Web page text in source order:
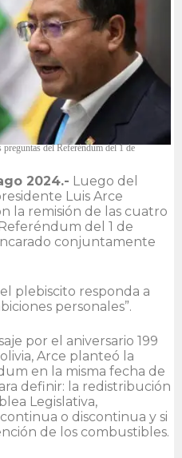
del Referéndum del 1 de
2024.- Luego del
Luis Arce
la remisión de las cuatro
del 1 de
conjuntamente
plebiscito responda a
personales”.
por el aniversario 199
Arce planteó la
en la misma fecha de
definir: la redistribución
Legislativa,
o discontinua y si
de los combustibles.